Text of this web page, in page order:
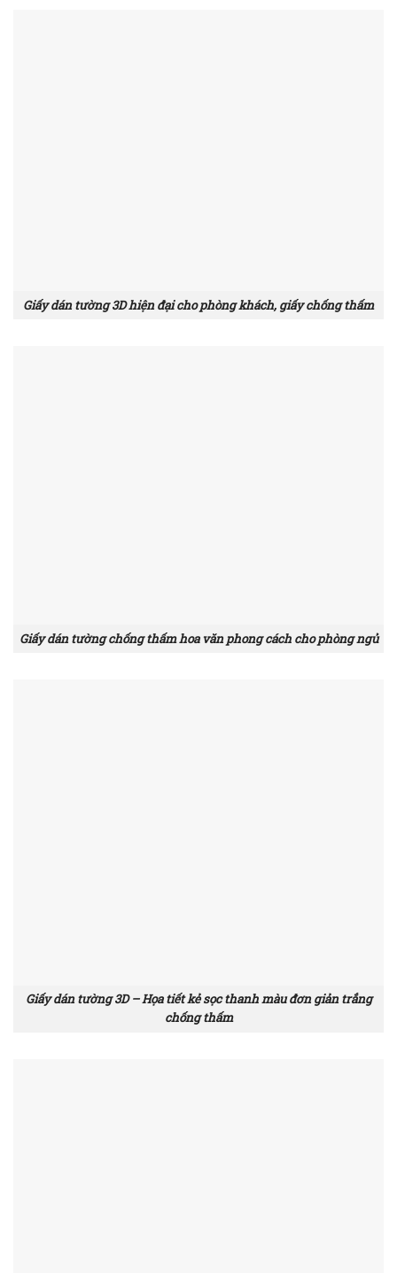
Giấy dán tường 3D hiện đại cho phòng khách, giấy chống thấm
Giấy dán tường chống thấm hoa văn phong cách cho phòng ngủ
Giấy dán tường 3D – Họa tiết kẻ sọc thanh màu đơn giản trắng
chống thấm